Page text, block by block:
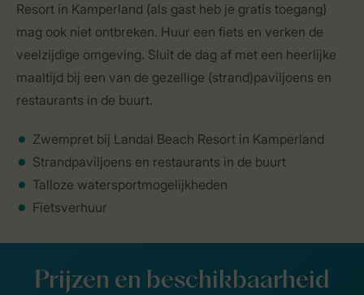
Resort in Kamperland (als gast heb je gratis toegang)
mag ook niet ontbreken. Huur een fiets en verken de
veelzijdige omgeving. Sluit de dag af met een heerlijke
maaltijd bij een van de gezellige (strand)paviljoens en
restaurants in de buurt.
Zwempret bij Landal Beach Resort in Kamperland
Strandpaviljoens en restaurants in de buurt
Talloze watersportmogelijkheden
Fietsverhuur
Prijzen en beschikbaarheid